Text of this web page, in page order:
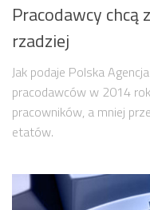
Pracodawcy
rzadziej
Jak podaje Polska
pracodawców w 2014
pracowników, a mniej
etatów.